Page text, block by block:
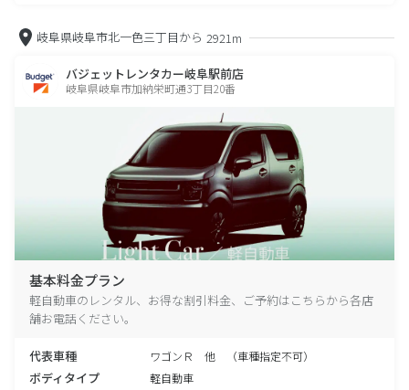
岐阜県岐阜市北一色三丁目から 2921m
バジェットレンタカー岐阜駅前店
岐阜県岐阜市加納栄町通3丁目20番
基本料金プラン
軽自動車のレンタル、お得な割引料金、ご予約はこちらから各店
舗お電話ください。
代表車種 ワゴンＲ 他 （車種指定不可）
ボディタイプ 軽自動車